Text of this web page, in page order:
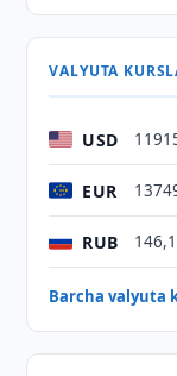
VALYUTA
USD
EUR
RUB
Barcha valyuta